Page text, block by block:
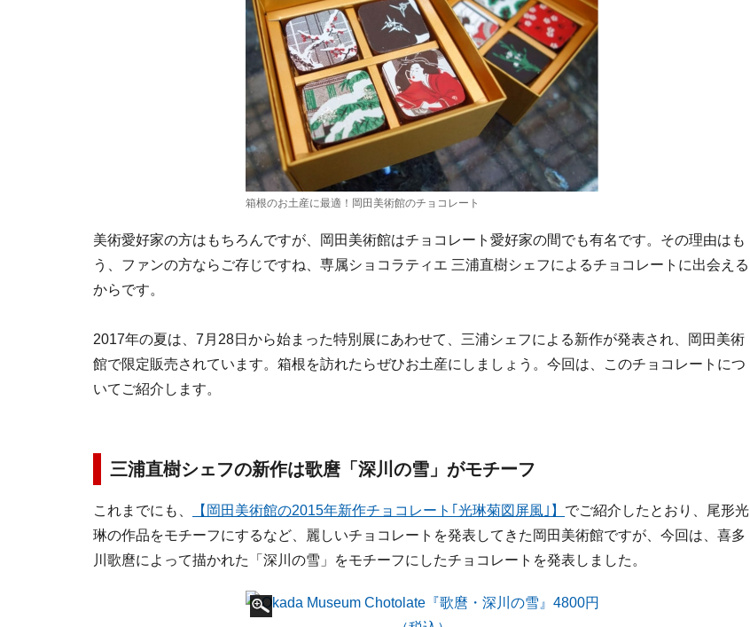
箱根のお土産に最適！岡田美術館のチョコレート
美術愛好家の方はもちろんですが、岡田美術館はチョコレート愛好家の間でも有名です。その理由はも
う、ファンの方ならご存じですね、専属ショコラティエ 三浦直樹シェフによるチョコレートに出会える
からです。
2017年の夏は、7月28日から始まった特別展にあわせて、三浦シェフによる新作が発表され、岡田美術
館で限定販売されています。箱根を訪れたらぜひお土産にしましょう。今回は、このチョコレートにつ
いてご紹介します。
三浦直樹シェフの新作は歌麿「深川の雪」がモチーフ
これまでにも、 【岡田美術館の2015年新作チョコレート｢光琳菊図屏風｣】 でご紹介したとおり、尾形光
琳の作品をモチーフにするなど、麗しいチョコレートを発表してきた岡田美術館ですが、今回は、喜多
川歌麿によって描かれた「深川の雪」をモチーフにしたチョコレートを発表しました。